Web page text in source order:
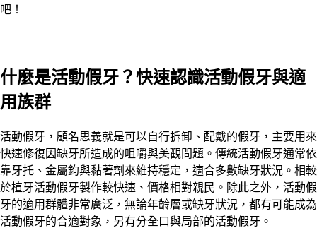
吧！
什麼是活動假牙？快速認識活動假牙與適
用族群
活動假牙，顧名思義就是可以自行拆卸、配戴的假牙，主要用來
快速修復因缺牙所造成的咀嚼與美觀問題。傳統活動假牙通常依
靠牙托、金屬鉤與黏著劑來維持穩定，適合多數缺牙狀況。相較
於植牙活動假牙製作較快速、價格相對親民。除此之外，活動假
牙的適用群體非常廣泛，無論年齡層或缺牙狀況，都有可能成為
活動假牙的合適對象，另有分全口與局部的活動假牙。